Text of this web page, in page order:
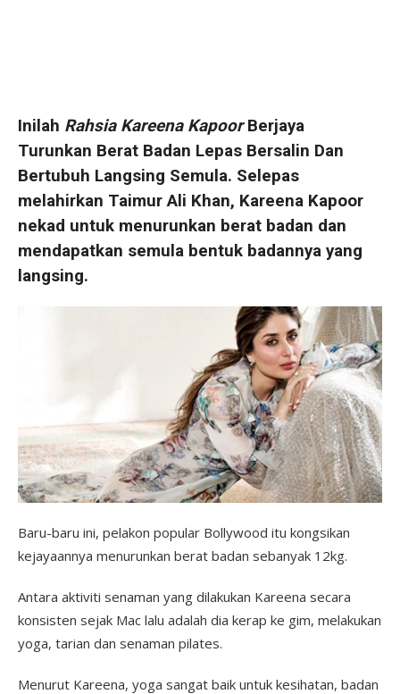
Inilah Rahsia Kareena KapoorBerjaya
Turunkan Berat Badan Lepas Bersalin Dan
Bertubuh Langsing Semula. Selepas
melahirkan Taimur Ali Khan, Kareena Kapoor
nekad untuk menurunkan berat badan dan
mendapatkan semula bentuk badannya yang
langsing.
Baru-baru ini, pelakon popular Bollywood itu kongsikan
kejayaannya menurunkan berat badan sebanyak 12kg.
Antara aktiviti senaman yang dilakukan Kareena secara
konsisten sejak Mac lalu adalah dia kerap ke gim, melakukan
yoga, tarian dan senaman pilates.
Menurut Kareena, yoga sangat baik untuk kesihatan, badan